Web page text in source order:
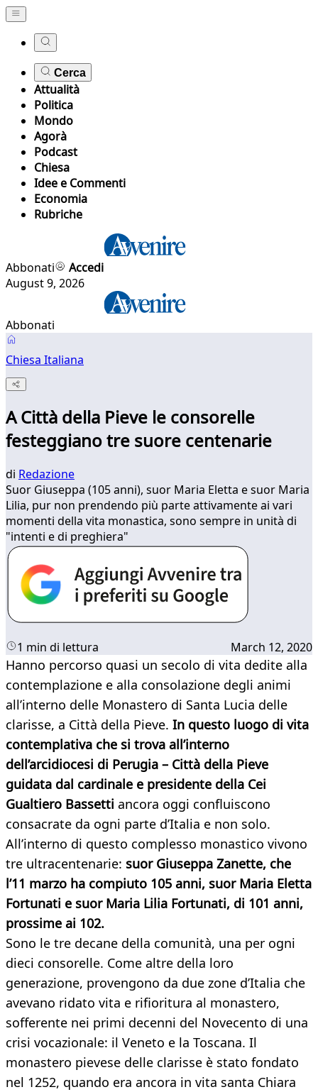
Cerca
Attualità
Politica
Mondo
Agorà
Podcast
Chiesa
Idee e Commenti
Economia
Rubriche
Abbonati
Accedi
August 9, 2026
Abbonati
Chiesa Italiana
A Città della Pieve le consorelle
festeggiano tre suore centenarie
di Redazione
Suor Giuseppa (105 anni), suor Maria Eletta e suor Maria
Lilia, pur non prendendo più parte attivamente ai vari
momenti della vita monastica, sono sempre in unità di
"intenti e di preghiera"
1 min di lettura March 12, 2020
Hanno percorso quasi un secolo di vita dedite alla
contemplazione e alla consolazione degli animi
all’interno delle Monastero di Santa Lucia delle
clarisse, a Città della Pieve. In questo luogo di vita
contemplativa che si trova all’interno
dell’arcidiocesi di Perugia – Città della Pieve
guidata dal cardinale e presidente della Cei
Gualtiero Bassetti ancora oggi confluiscono
consacrate da ogni parte d’Italia e non solo.
All’interno di questo complesso monastico vivono
tre ultracentenarie: suor Giuseppa Zanette, che
l’11 marzo ha compiuto 105 anni, suor Maria Eletta
Fortunati e suor Maria Lilia Fortunati, di 101 anni,
prossime ai 102.
Sono le tre decane della comunità, una per ogni
dieci consorelle. Come altre della loro
generazione, provengono da due zone d’Italia che
avevano ridato vita e rifioritura al monastero,
sofferente nei primi decenni del Novecento di una
crisi vocazionale: il Veneto e la Toscana. Il
monastero pievese delle clarisse è stato fondato
nel 1252, quando era ancora in vita santa Chiara